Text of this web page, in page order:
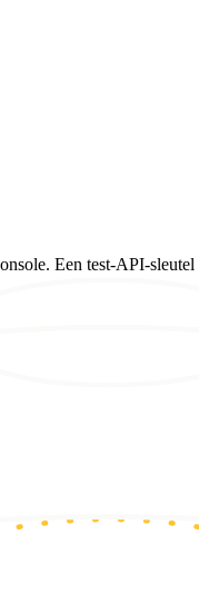
Een test-API-sleutel